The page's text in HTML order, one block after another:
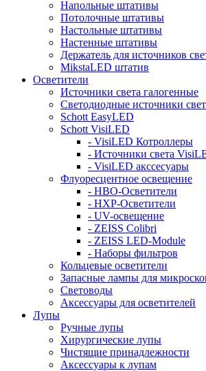
Напольные штативы
Потолочные штативы
Настольные штативы
Настенные штативы
Держатель для источников
MikstaLED штатив
Осветители
Источники света галогенные
Светодиодные источники
Schott EasyLED
Schott VisiLED
- VisiLED Котроллеры
- Источники света
- VisiLED акссесуары
Флуоресцентное освещение
- HBO-Осветители
- HXP-Осветители
- UV-освещение
- ZEISS Colibri
- ZEISS LED-Module
- Наборы фильтров
Кольцевые осветители
Запасные лампы для
Световоды
Аксессуары для осветителей
Лупы
Ручные лупы
Хирургические лупы
Чистящие принадлежности
Аксессуары к лупам